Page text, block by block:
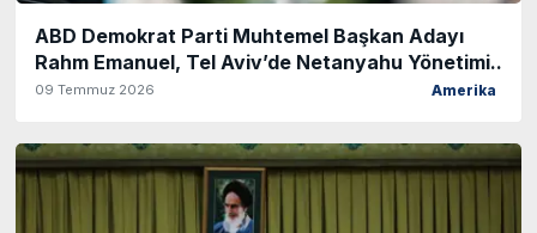
ABD Demokrat Parti Muhtemel Başkan Adayı
Rahm Emanuel, Tel Aviv’de Netanyahu Yönetimi..
09 Temmuz 2026 Amerika